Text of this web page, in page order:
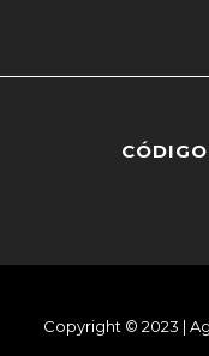
Copyright © 2023 |